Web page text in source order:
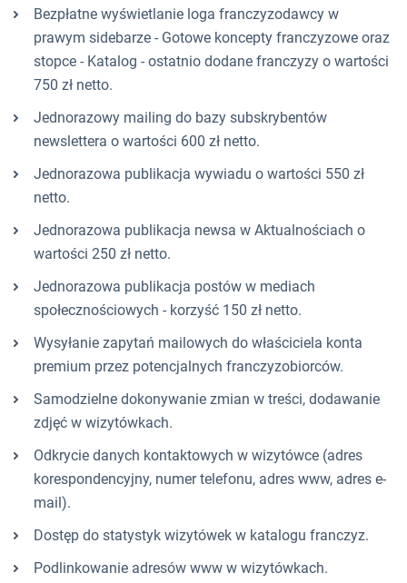
Bezpłatne wyświetlanie loga franczyzodawcy w
prawym sidebarze - Gotowe koncepty franczyzowe oraz
stopce - Katalog - ostatnio dodane franczyzy o wartości
750 zł netto.
Jednorazowy mailing do bazy subskrybentów
newslettera o wartości 600 zł netto.
Jednorazowa publikacja wywiadu o wartości 550 zł
netto.
Jednorazowa publikacja newsa w Aktualnościach o
wartości 250 zł netto.
Jednorazowa publikacja postów w mediach
społecznościowych - korzyść 150 zł netto.
Wysyłanie zapytań mailowych do właściciela konta
premium przez potencjalnych franczyzobiorców.
Samodzielne dokonywanie zmian w treści, dodawanie
zdjęć w wizytówkach.
Odkrycie danych kontaktowych w wizytówce (adres
korespondencyjny, numer telefonu, adres www, adres e-
mail).
Dostęp do statystyk wizytówek w katalogu franczyz.
Podlinkowanie adresów www w wizytówkach.